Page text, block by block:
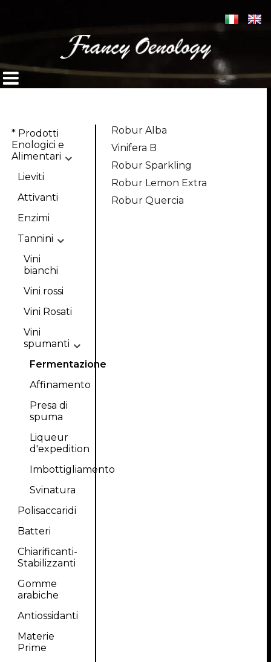
* Prodotti
Enologici e
Alimentari
Lieviti
Attivanti
Enzimi
Tannini
Vini
bianchi
Vini rossi
Vini Rosati
Vini
spumanti
Fermentazione
Affinamento
Presa di
spuma
Liqueur
d'expedition
Imbottigliamento
Svinatura
Polisaccaridi
Batteri
Chiarificanti-
Stabilizzanti
Gomme
arabiche
Antiossidanti
Materie
Prime
Robur Alba
Vinifera B
Robur Sparkling
Robur Lemon Extra
Robur Quercia